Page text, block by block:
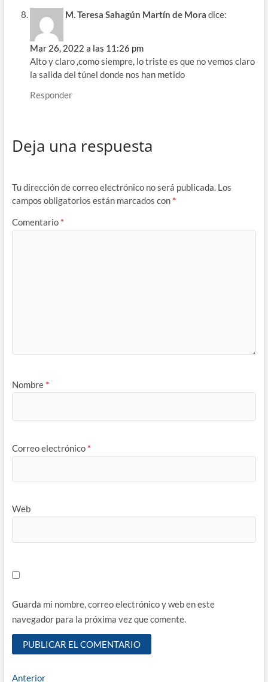
M. Teresa Sahagún Martín de Mora dice:
Mar 26, 2022 a las 11:26 pm
Alto y claro ,como siempre, lo triste es que no vemos claro
la salida del túnel donde nos han metido
Responder
Deja una respuesta
Tu dirección de correo electrónico no será publicada. Los
campos obligatorios están marcados con *
Comentario *
Nombre *
Correo electrónico *
Web
Guarda mi nombre, correo electrónico y web en este
navegador para la próxima vez que comente.
AnteriorEntrada